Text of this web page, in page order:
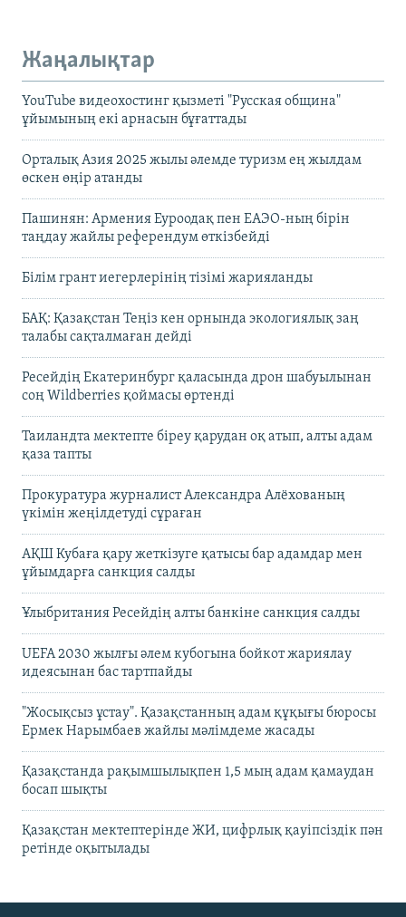
Жаңалықтар
YouTube видеохостинг қызметі "Русская община"
ұйымының екі арнасын бұғаттады
Орталық Азия 2025 жылы әлемде туризм ең жылдам
өскен өңір атанды
Пашинян: Армения Еуроодақ пен ЕАЭО-ның бірін
таңдау жайлы референдум өткізбейді
Білім грант иегерлерінің тізімі жарияланды
БАҚ: Қазақстан Теңіз кен орнында экологиялық заң
талабы сақталмаған дейді
Ресейдің Екатеринбург қаласында дрон шабуылынан
соң Wildberries қоймасы өртенді
Таиландта мектепте біреу қарудан оқ атып, алты адам
қаза тапты
Прокуратура журналист Александра Алёхованың
үкімін жеңілдетуді сұраған
АҚШ Кубаға қару жеткізуге қатысы бар адамдар мен
ұйымдарға санкция салды
Ұлыбритания Ресейдің алты банкіне санкция салды
UEFA 2030 жылғы әлем кубогына бойкот жариялау
идеясынан бас тартпайды
"Жосықсыз ұстау". Қазақстанның адам құқығы бюросы
Ермек Нарымбаев жайлы мәлімдеме жасады
Қазақстанда рақымшылықпен 1,5 мың адам қамаудан
босап шықты
Қазақстан мектептерінде ЖИ, цифрлық қауіпсіздік пән
ретінде оқытылады